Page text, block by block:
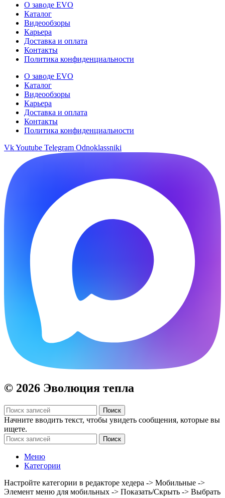
О заводе EVO
Каталог
Видеообзоры
Карьера
Доставка и оплата
Контакты
Политика конфиденциальности
О заводе EVO
Каталог
Видеообзоры
Карьера
Доставка и оплата
Контакты
Политика конфиденциальности
VkYoutube Telegram Odnoklassniki
© 2026 Эволюция тепла
Поиск
Начните вводить текст, чтобы увидеть сообщения, которые вы
ищете.
Поиск
Меню
Категории
Настройте категории в редакторе хедера -> Мобильные ->
Элемент меню для мобильных -> Показать/Скрыть -> Выбрать